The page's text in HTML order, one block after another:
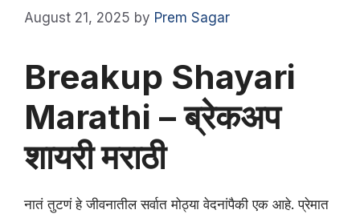
August 21, 2025 by Prem Sagar
Breakup Shayari
Marathi – ब्रेकअप
शायरी मराठी
नातं तुटणं हे जीवनातील सर्वात मोठ्या वेदनांपैकी एक आहे. प्रेमात